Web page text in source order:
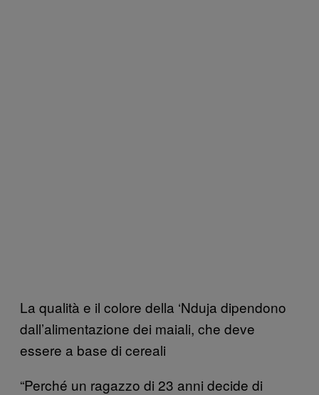
La qualità e il colore della ‘Nduja dipendono
dall’alimentazione dei maiali, che deve
essere a base di cereali
“Perché un ragazzo di 23 anni decide di